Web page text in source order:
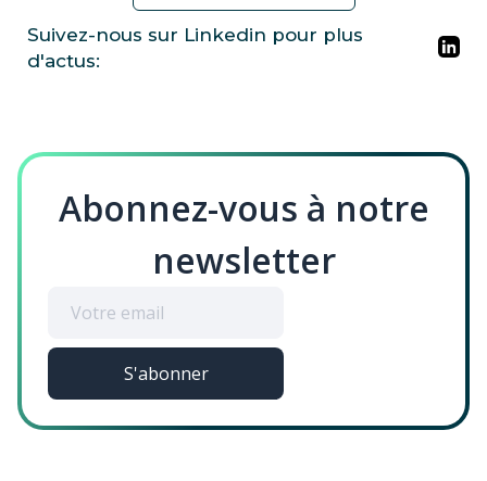
Suivez-nous sur Linkedin pour plus
d'actus:
Abonnez-vous à notre
newsletter